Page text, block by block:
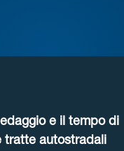
e il tempo di
tratte autostradali